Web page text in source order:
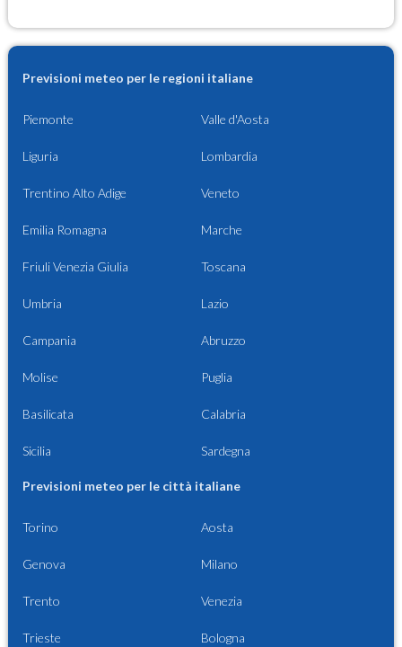
Previsioni meteo per le regioni italiane
Piemonte Valle d'Aosta
Liguria Lombardia
Trentino Alto Adige Veneto
Emilia Romagna Marche
Friuli Venezia Giulia Toscana
Umbria Lazio
Campania Abruzzo
Molise Puglia
Basilicata Calabria
Sicilia Sardegna
Previsioni meteo per le città italiane
Torino Aosta
Genova Milano
Trento Venezia
Trieste Bologna